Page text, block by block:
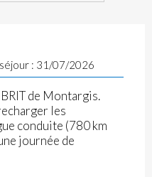
: 31/07/2026
de Montargis.
les
conduite (780 km
journée de